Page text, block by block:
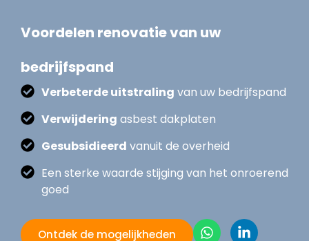
Voordelen renovatie van uw
bedrijfspand
Verbeterde uitstraling van uw bedrijfspand
Verwijdering asbest dakplaten
Gesubsidieerd vanuit de overheid
Een sterke waarde stijging van het onroerend
goed
Ontdek de mogelijkheden